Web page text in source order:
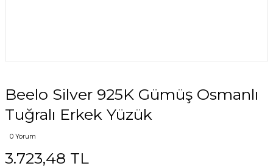
Beelo Silver 925K Gümüş Osmanlı
Tuğralı Erkek Yüzük
0 Yorum
3.723,48 TL